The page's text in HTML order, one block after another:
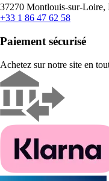
37270 Montlouis-sur-Loire,
+33 1 86 47 62 58
Paiement sécurisé
Achetez sur notre site en